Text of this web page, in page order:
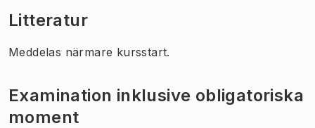
Litteratur
Meddelas närmare kursstart.
Examination inklusive obligatoriska
moment